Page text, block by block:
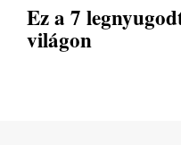
Ez a 7
világon